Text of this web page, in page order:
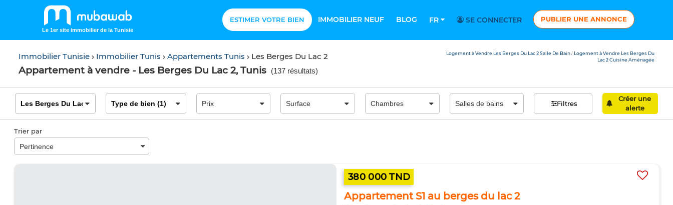
Le 1er site immobilier de la Tunisie
ESTIMER VOTRE BIEN IMMOBILIER NEUF BLOG FR SE CONNECTER PUBLIER UNE ANNONCE
Immobilier Tunisie Immobilier Tunis Appartements Tunis Les Berges Du Lac 2
Appartement à vendre - Les Berges Du Lac 2, Tunis (137 résultats)
Logement à Vendre Les Berges Du Lac 2 Salle De Bain / Logement à Vendre Les Berges Du
Lac 2 Cuisine Aménagée
Filtres
Créer une
alerte
Trier par
380 000 TND
Appartement S1 au berges du lac 2